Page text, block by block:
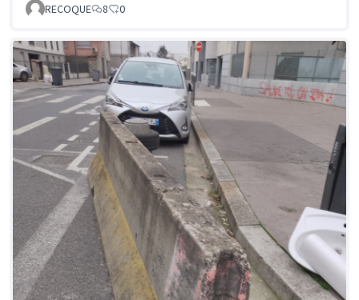
RECOQUE
8 0